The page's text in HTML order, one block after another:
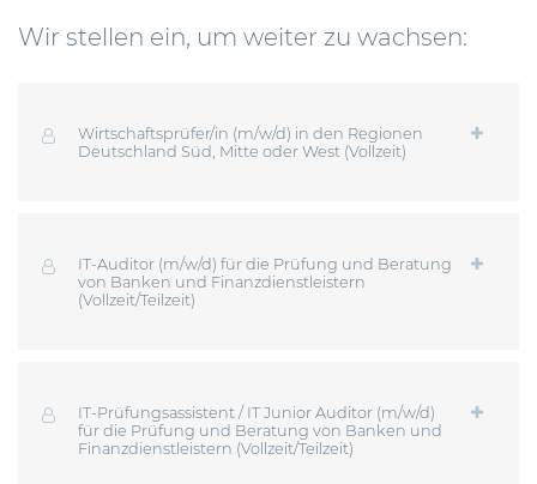
Wir stellen ein, um weiter zu wachsen:
Wirtschaftsprüfer/in (m/w/d) in den Regionen
Deutschland Süd, Mitte oder West (Vollzeit)
IT-Auditor (m/w/d) für die Prüfung und Beratung
von Banken und Finanzdienstleistern
(Vollzeit/Teilzeit)
IT-Prüfungsassistent / IT Junior Auditor (m/w/d)
für die Prüfung und Beratung von Banken und
Finanzdienstleistern (Vollzeit/Teilzeit)